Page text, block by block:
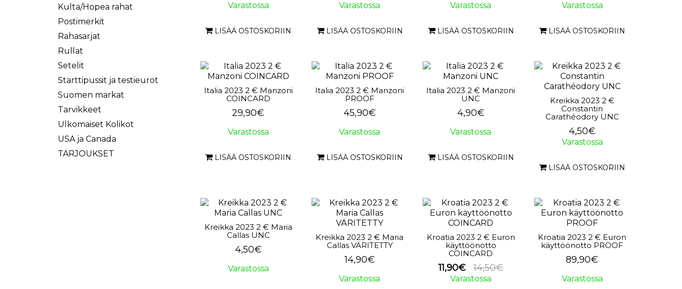
Kulta/Hopea rahat
Postimerkit
Rahasarjat
Rullat
Setelit
Starttipussit ja testieurot
Suomen markat
Tarvikkeet
Ulkomaiset Kolikot
USA ja Canada
TARJOUKSET
Varastossa
LISÄÄ OSTOSKORIIN
Varastossa
LISÄÄ OSTOSKORIIN
Varastossa
LISÄÄ OSTOSKORIIN
Varastossa
LISÄÄ OSTOSKORIIN
Italia 2023 2 € Manzoni
COINCARD
29,90€
Varastossa
LISÄÄ OSTOSKORIIN
Italia 2023 2 € Manzoni
PROOF
45,90€
Varastossa
LISÄÄ OSTOSKORIIN
Italia 2023 2 € Manzoni
UNC
4,90€
Varastossa
LISÄÄ OSTOSKORIIN
Kreikka 2023 2 €
Constantin
Carathéodory UNC
4,50€
Varastossa
LISÄÄ OSTOSKORIIN
Kreikka 2023 2 € Maria
Callas UNC
4,50€
Varastossa
Kreikka 2023 2 € Maria
Callas VÄRITETTY
14,90€
Varastossa
Kroatia 2023 2 € Euron
käyttöönotto
COINCARD
11,90€ 14,50€
Varastossa
Kroatia 2023 2 € Euron
käyttöönotto PROOF
89,90€
Varastossa